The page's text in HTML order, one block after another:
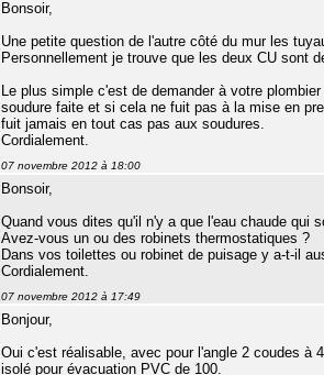
Bonsoir,
Une petite question de l'autre côté du mur les
Personnellement je trouve que les deux CU sont
Le plus simple c'est de demander à votre
soudure faite et si cela ne fuit pas à la mise en
fuit jamais en tout cas pas aux soudures.
Cordialement.
07 novembre 2012 à 18:00
Bonsoir,
Quand vous dites qu'il n'y a que l'eau chaude qui
Avez-vous un ou des robinets thermostatiques ?
Dans vos toilettes ou robinet de puisage y a-t-il
Cordialement.
07 novembre 2012 à 17:49
Bonjour,
Oui c'est réalisable, avec pour l'angle 2 coudes à
isolé pour évacuation PVC de 100.